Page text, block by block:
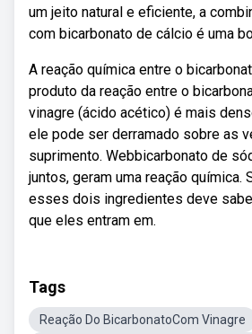
um jeito natural e eficiente, a
com bicarbonato de cálcio é uma
A reação química entre o
produto da reação entre o
vinagre (ácido acético) é mais
ele pode ser derramado sobre as
suprimento. Webbicarbonato de
juntos, geram uma reação química.
esses dois ingredientes deve
que eles entram em.
Tags
Reação Do BicarbonatoCom Vinagre